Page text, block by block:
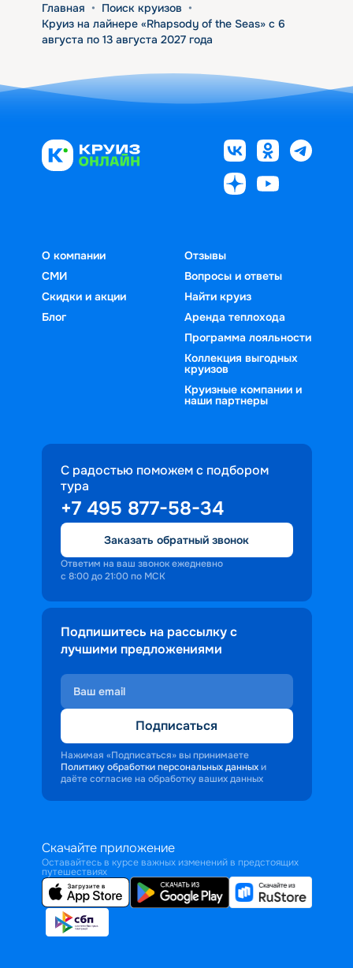
Главная • Поиск круизов •
Круиз на лайнере «Rhapsody of the Seas» с 6
августа по 13 августа 2027 года
О компании
СМИ
Скидки и акции
Блог
Отзывы
Вопросы и ответы
Найти круиз
Аренда теплохода
Программа лояльности
Коллекция выгодных
круизов
Круизные компании и
наши партнеры
С радостью поможем с подбором
тура
+7 495 877-58-34
Заказать обратный звонок
Ответим на ваш звонок ежедневно
с 8:00 до 21:00 по МСК
Подпишитесь на рассылку с
лучшими предложениями
Подписаться
Нажимая «Подписаться» вы принимаете
Политику обработки персональных данных и
даёте согласие на обработку ваших данных
Скачайте приложение
Оставайтесь в курсе важных изменений в предстоящих
путешествиях